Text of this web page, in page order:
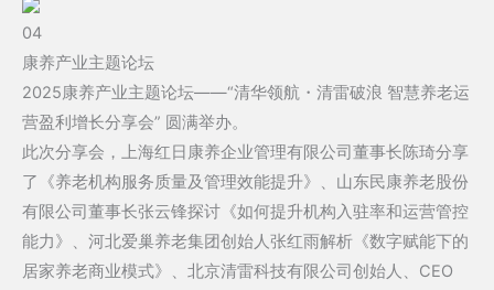
04
康养产业主题论坛
2025康养产业主题论坛——“清华领航・清雷破浪 智慧养老运
营盈利增长分享会” 圆满举办。
此次分享会，上海红日康养企业管理有限公司董事长陈琦分享
了《养老机构服务质量及管理效能提升》、山东民康养老股份
有限公司董事长张云锋探讨《如何提升机构入驻率和运营管控
能力》、河北爱巢养老集团创始人张红雨解析《数字赋能下的
居家养老商业模式》、北京清雷科技有限公司创始人、CEO